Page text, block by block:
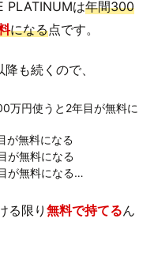
PLATINUMは年間300
になる点です。
も続くので、
万円使うと2年目が無料に
が無料になる
が無料になる
が無料になる…
る限り無料で持てるん